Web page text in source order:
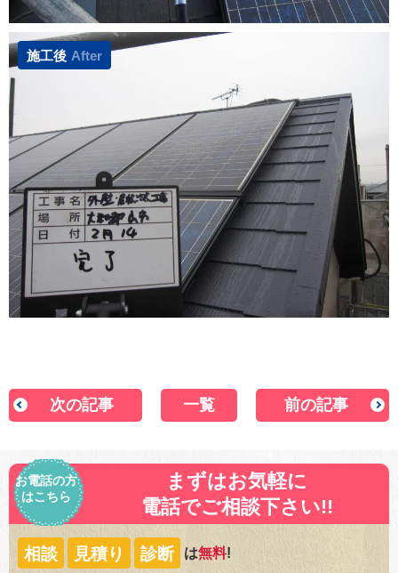
施工後 After
次の記事 一覧 前の記事
お電話の方
はこちら
まずはお気軽に
電話でご相談下さい!!
相談 見積り 診断 は無料!